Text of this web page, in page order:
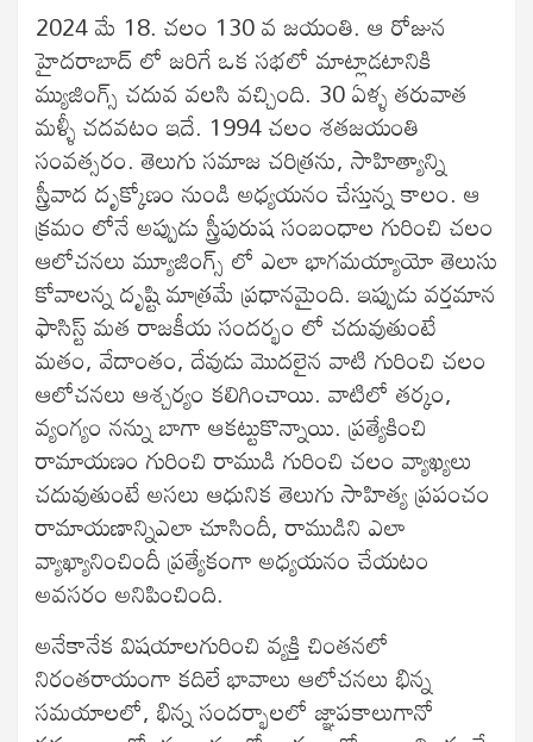
2024 మే 18. చలం 130 వ జయంతి. ఆ రోజున
హైదరాబాద్ లో జరిగే ఒక సభలో మాట్లాడటానికి
మ్యుజింగ్స్ చదువ వలసి వచ్చింది. 30 ఏళ్ళ తరువాత
మళ్ళీ చదవటం ఇదే. 1994 చలం శతజయంతి
సంవత్సరం. తెలుగు సమాజ చరిత్రను, సాహిత్యాన్ని
స్త్రీవాద దృక్కోణం నుండి అధ్యయనం చేస్తున్న కాలం. ఆ
క్రమం లోనే అప్పుడు స్త్రీపురుష సంబంధాల గురించి చలం
ఆలోచనలు మ్యూజింగ్స్ లో ఎలా భాగమయ్యాయో తెలుసు
కోవాలన్న దృష్టి మాత్రమే ప్రధానమైంది. ఇప్పుడు వర్తమాన
ఫాసిస్ట్ మత రాజకీయ సందర్భం లో చదువుతుంటే
మతం, వేదాంతం, దేవుడు మొదలైన వాటి గురించి చలం
ఆలోచనలు ఆశ్చర్యం కలిగించాయి. వాటిలో తర్కం,
వ్యంగ్యం నన్ను బాగా ఆకట్టుకొన్నాయి. ప్రత్యేకించి
రామాయణం గురించి రాముడి గురించి చలం వ్యాఖ్యలు
చదువుతుంటే అసలు ఆధునిక తెలుగు సాహిత్య ప్రపంచం
రామాయణాన్నిఎలా చూసిందీ, రాముడిని ఎలా
వ్యాఖ్యానించిందీ ప్రత్యేకంగా అధ్యయనం చేయటం
అవసరం అనిపించింది.
అనేకానేక విషయాలగురించి వ్యక్తి చింతనలో
నిరంతరాయంగా కదిలే భావాలు ఆలోచనలు భిన్న
సమయాలలో, భిన్న సందర్భాలలో జ్ఞాపకాలుగానో